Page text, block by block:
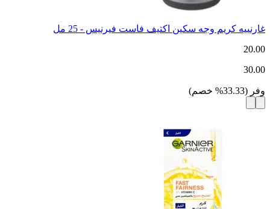
غارنييه كريم وجه سكين اكتيف فاست فيرنيس - 25 مل
20.00
30.00
وفر (
33.33
% خصم)